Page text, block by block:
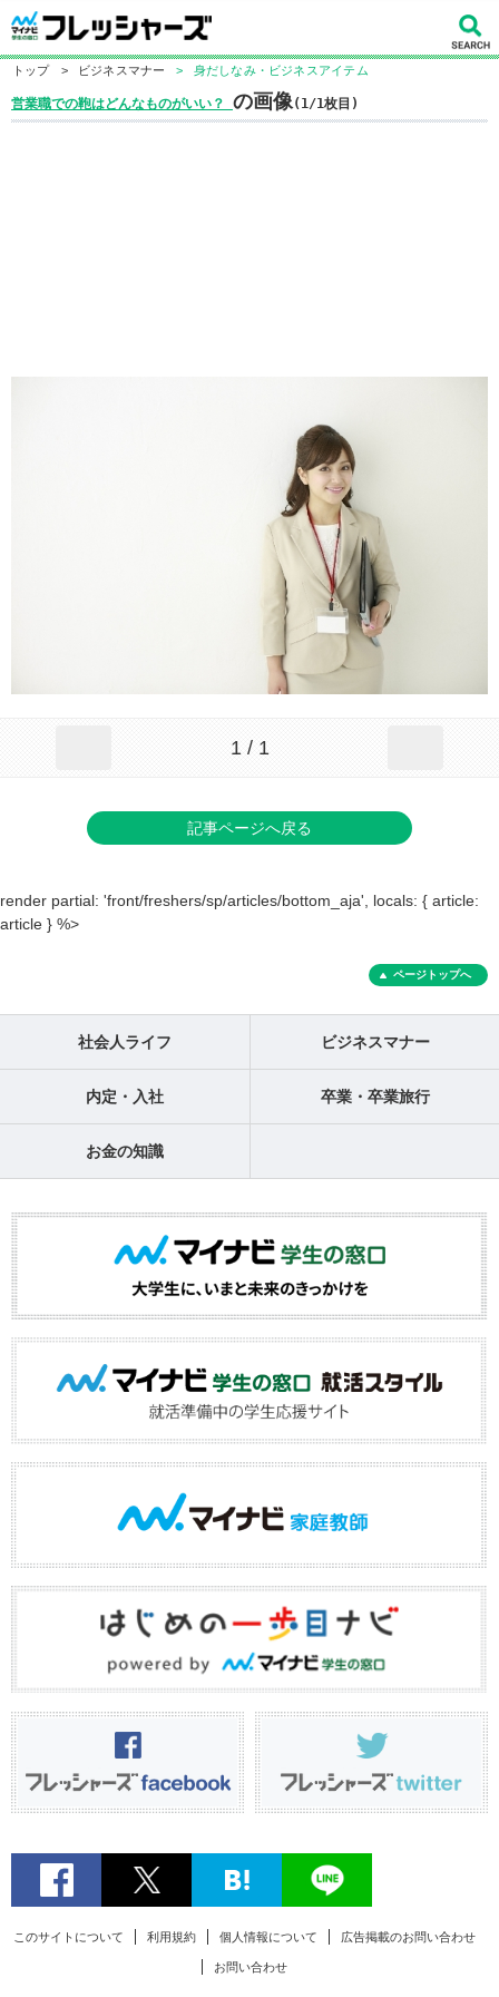
トップ > ビジネスマナー > 身だしなみ・ビジネスアイテム
営業職での鞄はどんなものがいい？ の画像(1/1枚目)
1 / 1
記事ページへ戻る
render partial: 'front/freshers/sp/articles/bottom_aja', locals: { article:
article } %>
ページトップへ
社会人ライフ ビジネスマナー
内定・入社 卒業・卒業旅行
お金の知識
このサイトについて 利用規約 個人情報について 広告掲載のお問い合わせ
お問い合わせ